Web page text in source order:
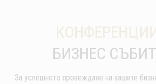
БИЗНЕС
За успешното провеждане на вашите